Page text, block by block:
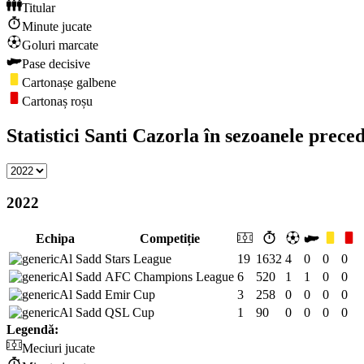
Titular
Minute jucate
Goluri marcate
Pase decisive
Cartonașe galbene
Cartonaș roșu
Statistici Santi Cazorla în sezoanele
2022
Echipa
Competiție
Al Sadd Stars League 19 1632 4 0 0
0
Al Sadd AFC Champions League 6 520 1 1 0
0
Al Sadd Emir Cup 3 258 0 0 0
0
Al Sadd QSL Cup 1 90 0 0 0
0
Legendă:
Meciuri jucate